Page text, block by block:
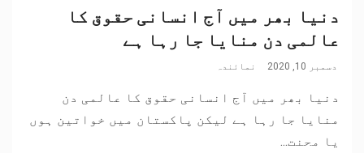
دنیا بھر میں آج انسانی حقوق کا
عالمی دن منایا جا رہا ہے
دسمبر 10, 2020 نمائندہ
دنیا بھر میں آج انسانی حقوق کا عالمی دن
منایا جا رہا ہے لیکن پاکستان میں خواتین ہوں
یا محنت...